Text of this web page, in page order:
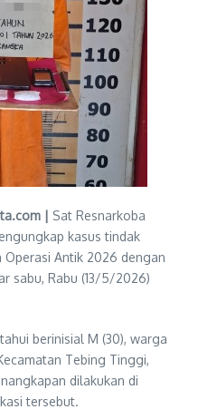
| Sat Resnarkoba
kasus tindak
Antik 2026 dengan
sabu, Rabu (13/5/2026)
berinisial M (30), warga
Tebing Tinggi,
dilakukan di
tersebut.